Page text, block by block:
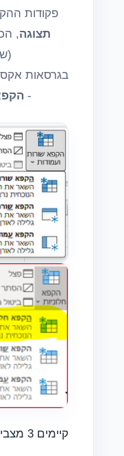
פקודות
תצוגה,
בגרסאות
הקפא
קיימים 3 מצבים של הקפאה: